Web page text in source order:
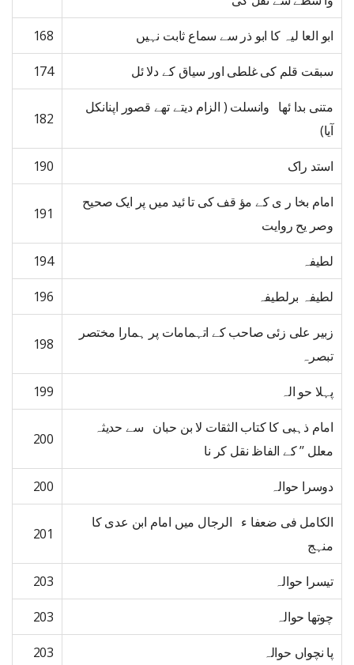
ابو العا لیہ کا ابو ذر سے سماع ثابت نہیں 168
سبقت قلم کی غلطی اور سیاق کے دلا ئل 174
متنی بدا ئھا وانسلت ( الزام دیتے تھے قصور اپنانکل
آیا)
182
استد راک 190
امام بخا ر ی کے مؤ قف کی تا ئید میں پر ایک صحیح
وصر یح روایت
191
لطیفہ 194
لطیفہ برلطیفہ 196
زبیر علی زئی صاحب کے اتہمامات پر ہمارا مختصر
تبصرہ
198
پہلا حو الہ 199
امام ذہبی کا کتاب الثقات لا بن حبان سے حدیثہ
معلل ’’ کے الفاظ نقل کر نا
200
دوسرا حوالہ 200
الکامل فی ضعفا ء الرجال میں امام ابن عدی کا
منہج
201
تیسرا حوالہ 203
چوتھا حوالہ 203
پا نچواں حوالہ 203